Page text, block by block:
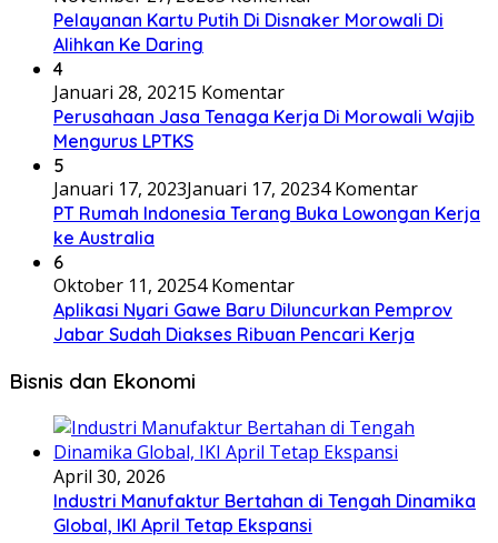
Pelayanan Kartu Putih Di Disnaker Morowali Di
Alihkan Ke Daring
4
Januari 28, 20215 Komentar
Perusahaan Jasa Tenaga Kerja Di Morowali Wajib
Mengurus LPTKS
5
Januari 17, 2023Januari 17, 20234 Komentar
PT Rumah Indonesia Terang Buka Lowongan Kerja
ke Australia
6
Oktober 11, 20254 Komentar
Aplikasi Nyari Gawe Baru Diluncurkan Pemprov
Jabar Sudah Diakses Ribuan Pencari Kerja
Bisnis dan Ekonomi
April 30, 2026
Industri Manufaktur Bertahan di Tengah Dinamika
Global, IKI April Tetap Ekspansi